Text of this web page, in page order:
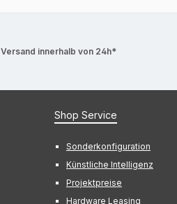
Versand innerhalb von 24h*
Shop Service
Sonderkonfiguration
Künstliche Intelligenz
Projektpreise
Hardware Leasing